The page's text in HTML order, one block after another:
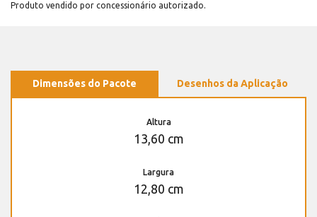
Produto vendido por concessionário autorizado.
Dimensões do Pacote Desenhos da Aplicação
Altura
13,60 cm
Largura
12,80 cm